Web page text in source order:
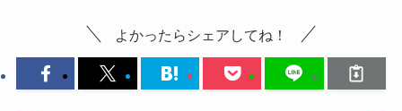
よかったらシェアしてね！